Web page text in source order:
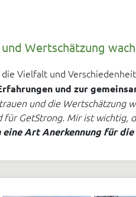
Wertschätzung
Vielfalt und
und zur
und die Wertschätzung
für GetStrong. Mir ist wichtig,
eine Art Anerkennung für